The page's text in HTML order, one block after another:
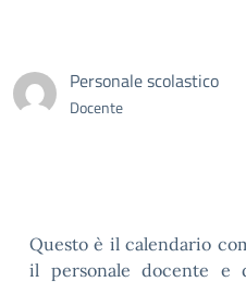
Personale scolastico
Docente
Questo è il calendario
il personale docente e